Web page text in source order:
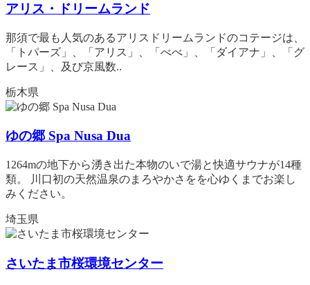
アリス・ドリームランド
那須で最も人気のあるアリスドリームランドのコテージは、
「トパーズ」、「アリス」、「べべ」、「ダイアナ」、「グ
レース」、及び京風数..
栃木県
ゆの郷 Spa Nusa Dua
1264mの地下から湧き出た本物のいで湯と快適サウナが14種
類。 川口初の天然温泉のまろやかさをを心ゆくまでお楽し
みください。
埼玉県
さいたま市桜環境センター